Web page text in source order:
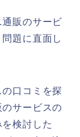
販のサービ
題に直面し
口コミを探
サービスの
検討した